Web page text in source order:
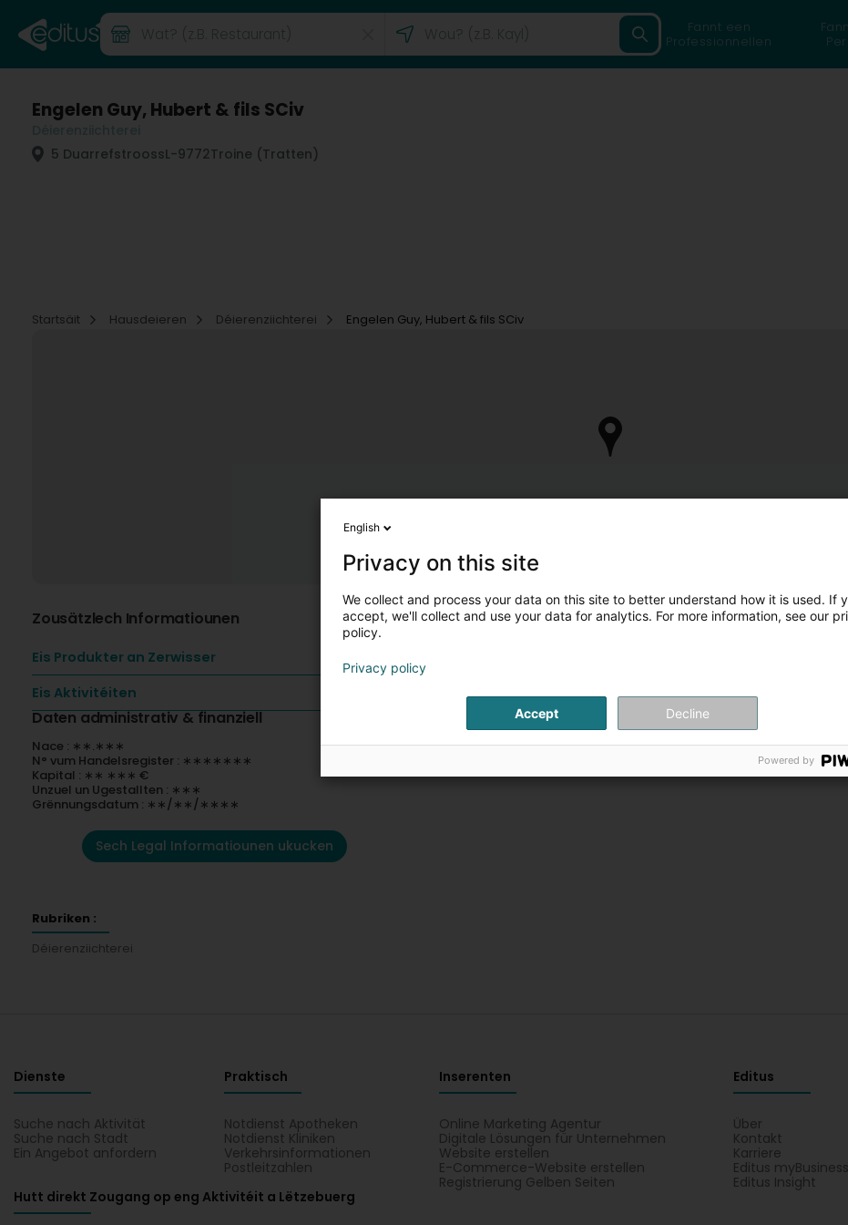
Fannt een
Professionnellen
Engelen Guy, Hubert & fils SCiv
5 DuarrefstroossL-9772Troine (Tratten)
Startsäit
Hausdeieren Déierenziichterei Engelen Guy, Hubert & fils SCiv
Zousätzlech Informatiounen
Eis Produkter an Zerwisser
Eis Aktivitéiten
Daten administrativ & finanziell
Nace : ∗∗.∗∗∗
N° vum Handelsregister : ∗∗∗∗∗∗∗
Kapital : ∗∗ ∗∗∗ €
Unzuel un Ugestallten : ∗∗∗
Grënnungsdatum : ∗∗/∗∗/∗∗∗∗
Sech Legal Informatiounen ukucken
Rubriken :
Déierenziichterei
Dienste
Suche nach Aktivität
Suche nach Stadt
Ein Angebot anfordern
Praktisch
Notdienst Apotheken
Notdienst Kliniken
Verkehrsinformationen
Postleitzahlen
Inserenten
Online Marketing Agentur
Digitale Lösungen für Unternehmen
Website erstellen
E-Commerce-Website erstellen
Registrierung Gelben Seiten
Editus
Über
Kontakt
Karriere
Editus myBusiness
Editus Insight
Hutt direkt Zougang op eng Aktivitéit a Lëtzebuerg
English
Privacy on this site
We collect and process your data on this site to better understand how it is used. If
accept, we'll collect and use your data for analytics. For more information, see our
policy.
Privacy policy
Accept Decline
Powered by